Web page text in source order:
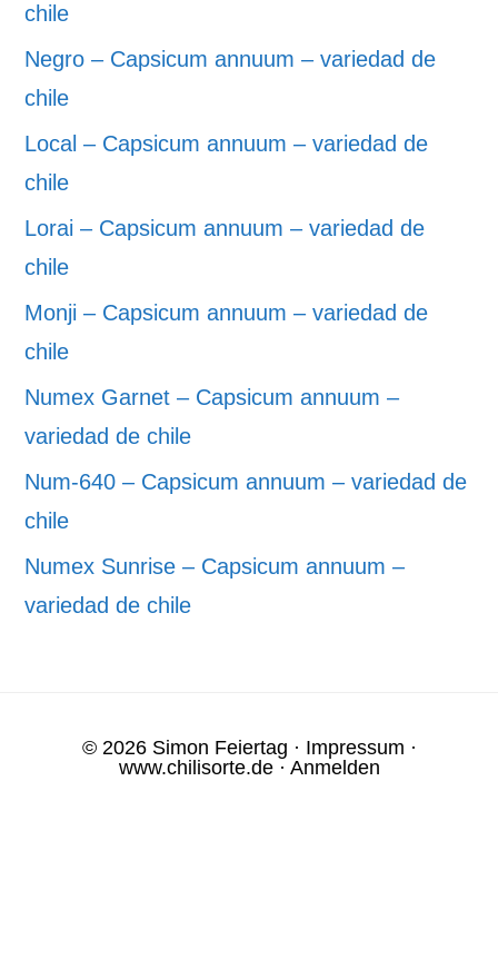
chile
Negro – Capsicum annuum – variedad de
chile
Local – Capsicum annuum – variedad de
chile
Lorai – Capsicum annuum – variedad de
chile
Monji – Capsicum annuum – variedad de
chile
Numex Garnet – Capsicum annuum –
variedad de chile
Num-640 – Capsicum annuum – variedad de
chile
Numex Sunrise – Capsicum annuum –
variedad de chile
© 2026 Simon Feiertag · Impressum ·
www.chilisorte.de· Anmelden